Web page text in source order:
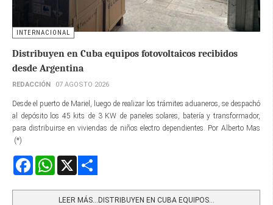
INTERNACIONAL
Distribuyen en Cuba equipos fotovoltaicos recibidos
desde Argentina
REDACCIÓN 07 AGOSTO 2026
Desde el puerto de Mariel, luego de realizar los trámites aduaneros, se despachó
al depósito los 45 kits de 3 KW de paneles solares, batería y transformador,
para distribuirse en viviendas de niños electro dependientes. Por Alberto Mas
(*)
FacebookWhatsApp
LEER MÁS…DISTRIBUYEN EN CUBA EQUIPOS...